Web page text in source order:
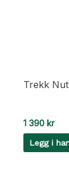
Trekk
1 390 kr
Legg i